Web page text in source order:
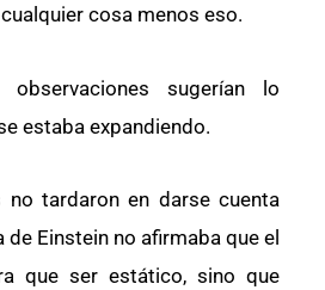
cosa menos eso.
observaciones sugerían lo
estaba expandiendo.
no tardaron en darse cuenta
de Einstein no afirmaba que el
que ser estático, sino que